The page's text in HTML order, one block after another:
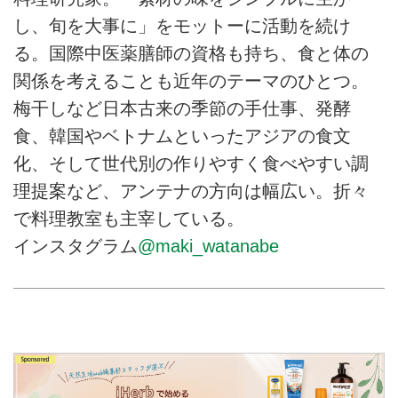
し、旬を大事に」をモットーに活動を続け
る。国際中医薬膳師の資格も持ち、食と体の
関係を考えることも近年のテーマのひとつ。
梅干しなど日本古来の季節の手仕事、発酵
食、韓国やベトナムといったアジアの食文
化、そして世代別の作りやすく食べやすい調
理提案など、アンテナの方向は幅広い。折々
で料理教室も主宰している。
インスタグラム@maki_watanabe